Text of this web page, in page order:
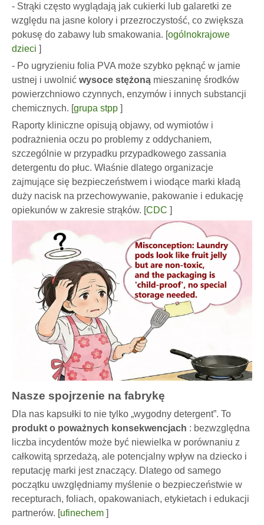
- Strąki często wyglądają jak cukierki lub galaretki ze
względu na jasne kolory i przezroczystość, co zwiększa
pokusę do zabawy lub smakowania. [ogólnokrajowe
dzieci ]
- Po ugryzieniu folia PVA może szybko pęknąć w jamie
ustnej i uwolnić wysoce stężoną mieszaninę środków
powierzchniowo czynnych, enzymów i innych substancji
chemicznych. [grupa stpp ]
Raporty kliniczne opisują objawy, od wymiotów i
podrażnienia oczu po problemy z oddychaniem,
szczególnie w przypadku przypadkowego zassania
detergentu do płuc. Właśnie dlatego organizacje
zajmujące się bezpieczeństwem i wiodące marki kładą
duży nacisk na przechowywanie, pakowanie i edukację
opiekunów w zakresie strąków. [CDC ]
Nasze spojrzenie na fabrykę
Dla nas kapsułki to nie tylko „wygodny detergent”. To
produkt o poważnych konsekwencjach : bezwzględna
liczba incydentów może być niewielka w porównaniu z
całkowitą sprzedażą, ale potencjalny wpływ na dziecko i
reputację marki jest znaczący. Dlatego od samego
początku uwzględniamy myślenie o bezpieczeństwie w
recepturach, foliach, opakowaniach, etykietach i edukacji
partnerów. [ufinechem ]